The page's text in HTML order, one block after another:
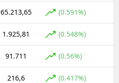
Şanlıurfa
Uşak
Yozgat
65.213,65 (0.591%)
1.925,81 (0.548%)
91.711 (0.56%)
216,6 (0.417%)